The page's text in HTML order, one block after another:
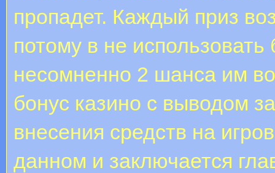
пропадет. Каждый приз
потому в не использовать
несомненно 2 шанса им
бонус казино с выводом
внесения средств на
данном и заключается